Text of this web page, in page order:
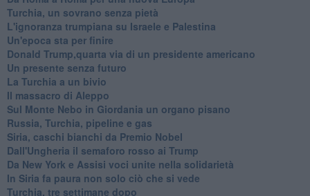
Turchia, un sovrano senza pietà
L'ignoranza trumpiana su Israele e Palestina
Un'epoca sta per finire
Donald Trump,quarta via di un presidente americano
Un presente senza futuro
La Turchia a un bivio
Il massacro di Aleppo
Sul Monte Nebo in Giordania un organo pisano
Russia, Turchia, pipeline e gas
Siria, caschi bianchi da Premio Nobel
Dall'Ungheria il semaforo rosso ai Trump
Da New York e Assisi voci unite nella solidarietà
In Siria fa paura non solo ciò che si vede
Turchia, tre settimane dopo